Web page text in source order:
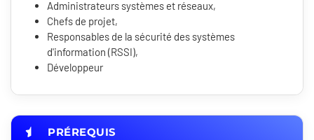
Administrateurs systèmes et réseaux,
Chefs de projet,
Responsables de la sécurité des systèmes
d'information (RSSI),
Développeur
PRÉREQUIS